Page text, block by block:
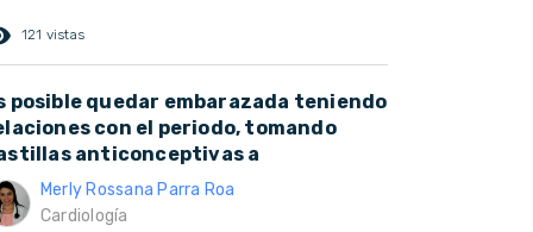
121 vistas
posible quedar embarazada teniendo
con el periodo, tomando
anticonceptivas a
Merly Rossana Parra Roa
Cardiología